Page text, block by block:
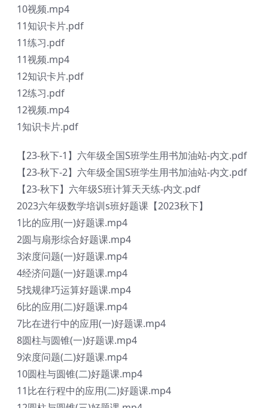
10视频.mp4
11知识卡片.pdf
11练习.pdf
11视频.mp4
12知识卡片.pdf
12练习.pdf
12视频.mp4
1知识卡片.pdf
【23-秋下-1】六年级全国S班学生用书加油站-内文.pdf
【23-秋下-2】六年级全国S班学生用书加油站-内文.pdf
【23-秋下】六年级S班计算天天练-内文.pdf
2023六年级数学培训s班好题课【2023秋下】
1比的应用(一)好题课.mp4
2圆与扇形综合好题课.mp4
3浓度问题(一)好题课.mp4
4经济问题(一)好题课.mp4
5找规律巧运算好题课.mp4
6比的应用(二)好题课.mp4
7比在进行中的应用(一)好题课.mp4
8圆柱与圆锥(一)好题课.mp4
9浓度问题(二)好题课.mp4
10圆柱与圆锥(二)好题课.mp4
11比在行程中的应用(二)好题课.mp4